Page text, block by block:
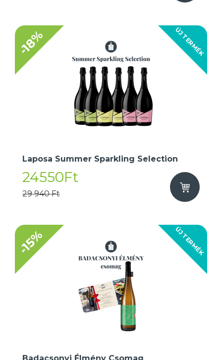
ÚJ TERMÉK
-18%
Laposa Summer Sparkling Selection
24550Ft
29 940 Ft
ÚJ TERMÉK
-15%